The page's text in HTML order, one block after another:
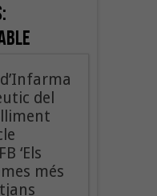
del
‘Els
més